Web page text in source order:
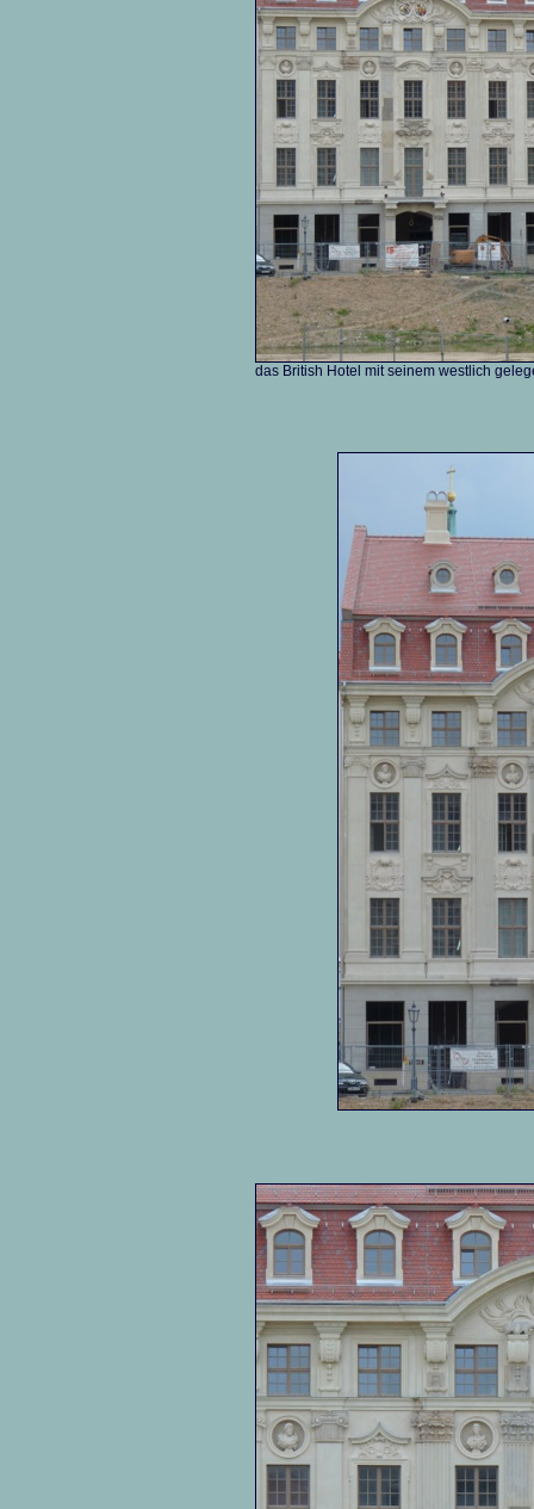
das British Hotel mit seinem westlich